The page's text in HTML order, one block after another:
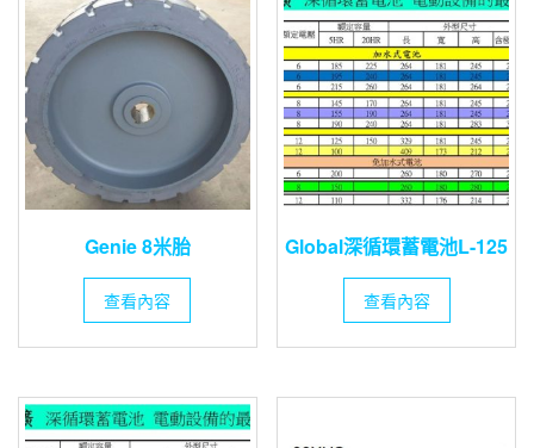
Genie 8米胎
查看內容
Global深循環蓄電池L-125
查看內容